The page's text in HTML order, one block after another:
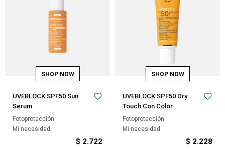
UVEBLOCK SPF50 Sun
Serum
Fotoprotección
Mi necesidad
$ 2.722
UVEBLOCK SPF50 Dry
Touch Con Color
Fotoprotección
Mi necesidad
$ 2.228